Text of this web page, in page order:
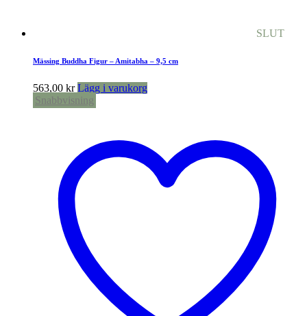
SLUT
Mässing Buddha Figur – Amitabha – 9,5 cm
563,00 kr Lägg i varukorg
Snabbvisning